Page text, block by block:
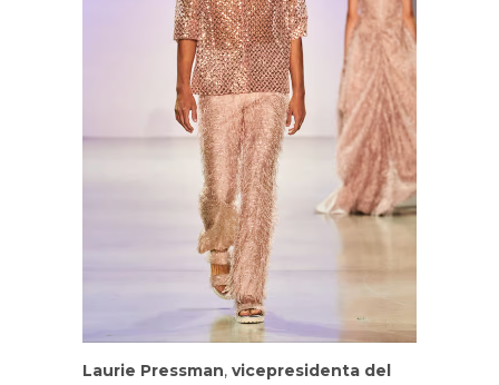
Laurie Pressman, vicepresidenta del